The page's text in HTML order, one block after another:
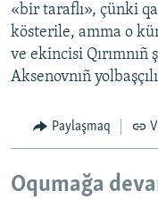
«bir taraflı», çünki
kösterile, amma o
ve ekincisi Qırımnıñ
Aksenovnıñ
Paylaşmaq
Oqumağa